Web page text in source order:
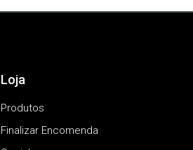
Loja
Produtos
Finalizar Encomenda